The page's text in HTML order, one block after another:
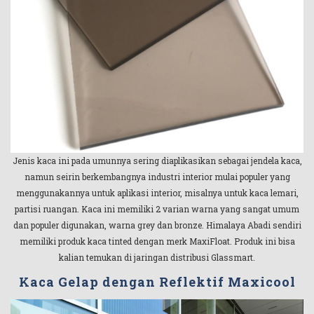
Jenis kaca ini pada umunnya sering diaplikasikan sebagai jendela kaca,
namun seirin berkembangnya industri interior mulai populer yang
menggunakannya untuk aplikasi interior, misalnya untuk kaca lemari,
partisi ruangan. Kaca ini memiliki 2 varian warna yang sangat umum
dan populer digunakan, warna grey dan bronze. Himalaya Abadi sendiri
memiliki produk kaca tinted dengan merk MaxiFloat. Produk ini bisa
kalian temukan di jaringan distribusi Glassmart.
Kaca Gelap dengan Reflektif Maxicool